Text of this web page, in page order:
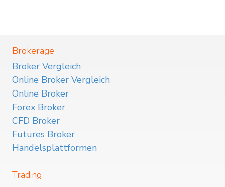
Brokerage
Broker Vergleich
Online Broker Vergleich
Online Broker
Forex Broker
CFD Broker
Futures Broker
Handelsplattformen
Trading